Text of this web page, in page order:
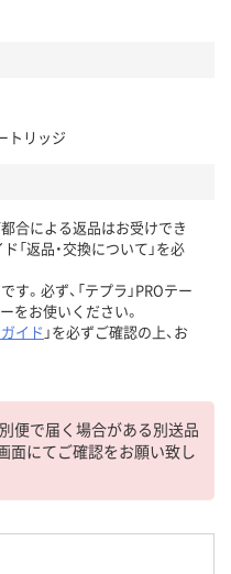
トリッジ
合による返品はお受けでき
「返品・交換について」を必
。必ず、「テプラ」PROテー
をお使いください。
イド 」を必ずご確認の上、お
便で届く場合がある別送品
面にてご確認をお願い致し